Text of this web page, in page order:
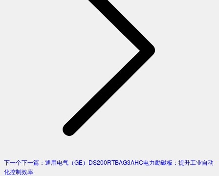
下一个下一篇： 通用电气（GE）DS200RTBAG3AHC电力励磁板：提升工业自动
化控制效率